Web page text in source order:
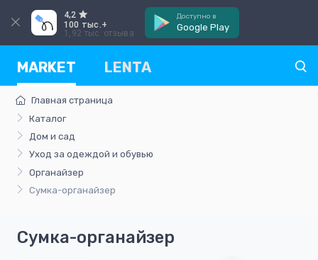
4,2
100 тыс.+
1,92 тыс. отзыва
Доступно в
Google Play
MARKET LENTA
Главная страница
Каталог
Дом и сад
Уход за одеждой и обувью
Органайзер
Сумка-органайзер
Сумка-органайзер